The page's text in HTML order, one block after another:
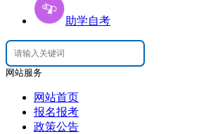
助学自考
网站服务
网站首页
报名报考
政策公告